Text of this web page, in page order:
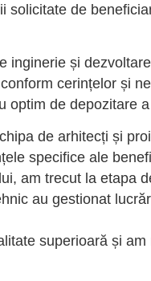
solicitate de
inginerie și
cerințelor și
optim de depozitare
de arhitecți și
specifice ale
am trecut la etapa
au gestionat
superioară și